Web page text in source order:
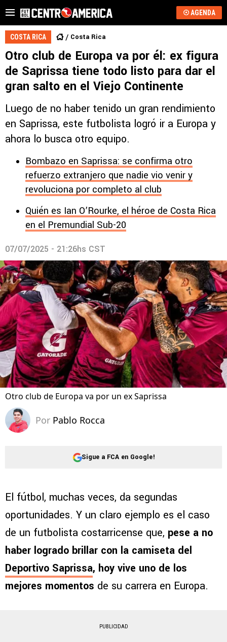
AGENDA
COSTA RICA Costa Rica
Otro club de Europa va por él: ex figura
de Saprissa tiene todo listo para dar el
gran salto en el Viejo Continente
Luego de no haber tenido un gran rendimiento
en Saprissa, este futbolista logró ir a Europa y
ahora lo busca otro equipo.
Bombazo en Saprissa: se confirma otro
refuerzo extranjero que nadie vio venir y
revoluciona por completo al club
Quién es Ian O’Rourke, el héroe de Costa Rica
en el Premundial Sub-20
07/07/2025 - 21:26hs CST
Otro club de Europa va por un ex Saprissa
Por Pablo Rocca
Sigue a FCA en Google!
El fútbol, muchas veces, da segundas
oportunidades. Y un claro ejemplo es el caso
de un futbolista costarricense que, pese a no
haber logrado brillar con la camiseta del
Deportivo Saprissa, hoy vive uno de los
mejores momentos de su carrera en Europa.
PUBLICIDAD